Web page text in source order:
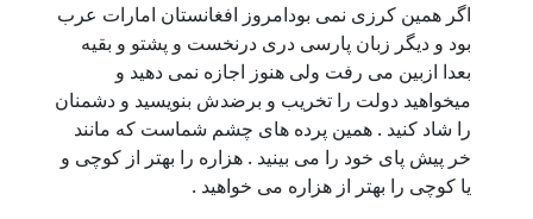
اگر همین کرزی نمی بودامروز افغانستان امارات عرب
بود و دیگر زبان پارسی دری درنخست و پشتو و بقیه
بعدا ازبین می رفت ولی هنوز اجازه نمی دهید و
میخواهید دولت را تخریب و برضدش بنویسید و دشمنان
را شاد کنید . همین پرده های چشم شماست که مانند
خر پیش پای خود را می بینید . هزاره را بهتر از کوچی و
یا کوچی را بهتر از هزاره می خواهید .